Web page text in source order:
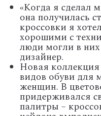
«Когда я сделал
она получилась
кроссовки я
хорошими с
люди могли в них
дизайнер.
Новая коллекция
видов обуви для
женщин. В
придерживался
палитры –